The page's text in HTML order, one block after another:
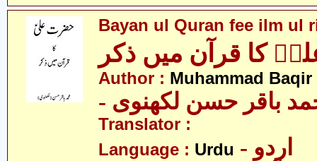
Bayan ul Quran fee ilm ul
کا قرآن میں ذکر
Author : Muhammad
باقر حسن لکھنوی
Translator :
Language : Urdu - اردو